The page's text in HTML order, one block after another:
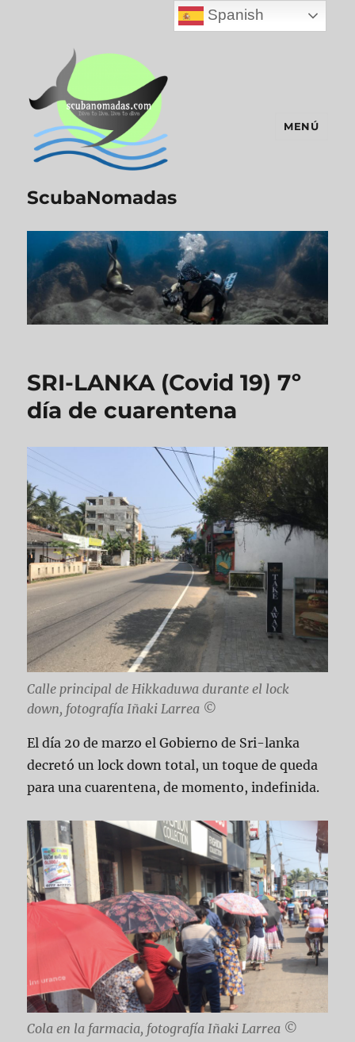
ScubaNomadas
MENÚ
SRI-LANKA (Covid 19) 7º
día de cuarentena
Calle principal de Hikkaduwa durante el lock
down, fotografía Iñaki Larrea ©
El día 20 de marzo el Gobierno de Sri-lanka
decretó un lock down total, un toque de queda
para una cuarentena, de momento, indefinida.
Cola en la farmacia, fotografía Iñaki Larrea ©
Spanish